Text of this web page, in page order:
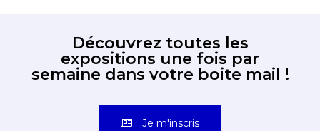
Découvrez toutes les
expositions une fois par
semaine dans votre boite mail !
Je m'inscris